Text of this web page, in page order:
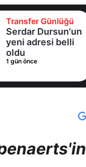
Transfer Günlüğü
Serdar Dursun'un
yeni adresi belli
oldu
1 gün önce